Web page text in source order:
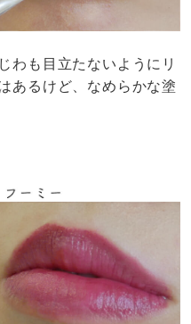
わも目立たないようにリ
あるけど、なめらかな塗